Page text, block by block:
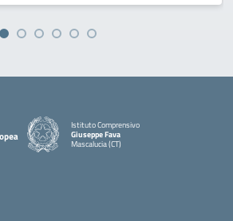
Istituto Comprensivo
Giuseppe Fava
Mascalucia (CT)